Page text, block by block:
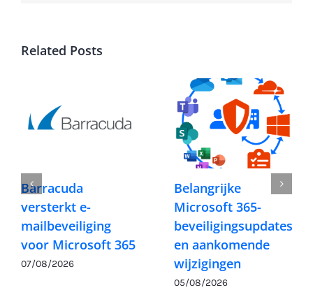
Related Posts
Barracuda
versterkt e-
mailbeveiliging
voor Microsoft 365
07/08/2026
Belangrijke
Microsoft 365-
beveiligingsupdates
en aankomende
wijzigingen
05/08/2026